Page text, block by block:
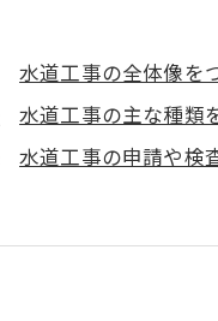
水道工事の全体像を
水道工事の主な種類
水道工事の申請や検
水道工事の道路関
会社概要